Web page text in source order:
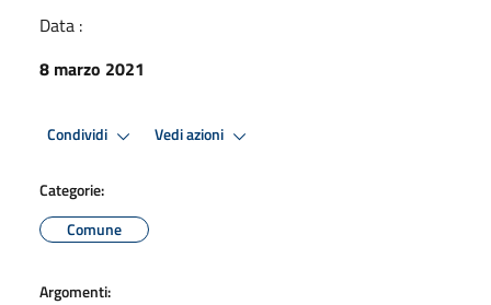
Data :
8 marzo 2021
Condividi Vedi azioni
Categorie:
Comune
Argomenti: